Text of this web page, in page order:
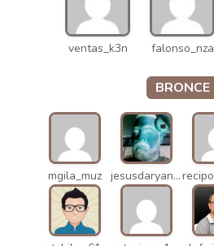
ventas_k3n falonso_nza
BRONCE
mgila_muz jesusdaryanani_mko